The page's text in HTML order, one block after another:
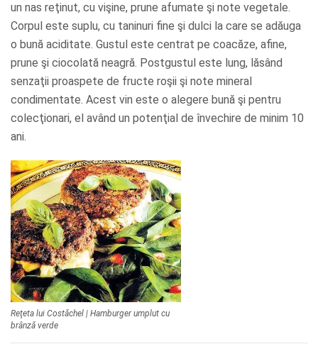
un nas reţinut, cu vişine, prune afumate şi note vegetale.
Corpul este suplu, cu taninuri fine şi dulci la care se adăuga
o bună aciditate. Gustul este centrat pe coacăze, afine,
prune şi ciocolată neagră. Postgustul este lung, lăsând
senzaţii proaspete de fructe roşii şi note mineral
condimentate. Acest vin este o alegere bună şi pentru
colecţionari, el având un potenţial de învechire de minim 10
ani.
Reţeta lui Costăchel | Hamburger umplut cu
brânză verde